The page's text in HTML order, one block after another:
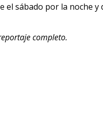
el sábado por la noche y
completo.